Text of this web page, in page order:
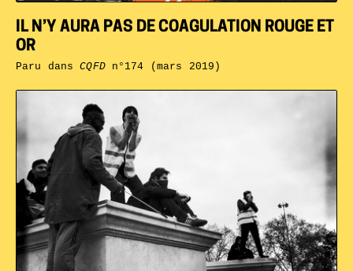
IL N’Y AURA PAS DE COAGULATION ROUGE ET
OR
Paru dansCQFDn°174 (mars 2019)